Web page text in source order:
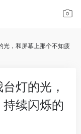
光，和屏幕上那个不知疲
灯的光，
续闪烁的